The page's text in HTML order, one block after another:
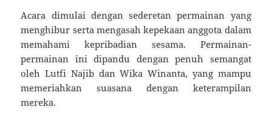
Acara dimulai dengan sederetan permainan yang
menghibur serta mengasah kepekaan anggota dalam
memahami kepribadian sesama. Permainan-
permainan ini dipandu dengan penuh semangat
oleh Lutfi Najib dan Wika Winanta, yang mampu
memeriahkan suasana dengan keterampilan
mereka.